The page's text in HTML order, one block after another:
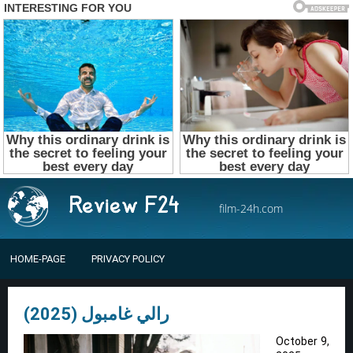
film-24h.com
HOME-PAGE PRIVACY POLICY
رالي غامبول (2025)
October 9,